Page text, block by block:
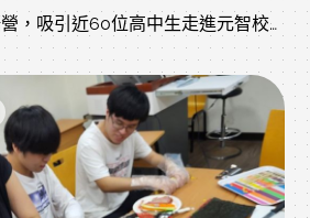
，吸引近60位高中生走進元智校
語學習與異國美食文化體驗，透過
及跨國交流，讓學生在品嘗美食也
國家的文化特色。